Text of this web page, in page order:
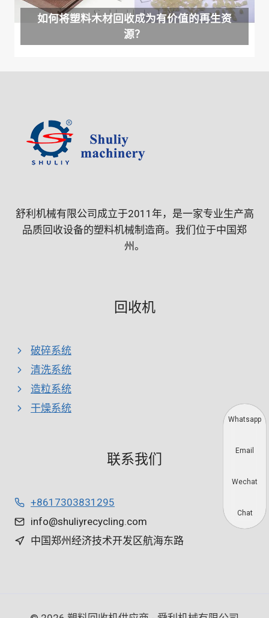
如何将塑料木材回收成为有价值的再生资
源？
舒利机械有限公司成立于2011年，是一家专业生产高
品质回收设备的塑料机械制造商。我们位于中国郑
州。
回收机
破碎系统
清洗系统
造粒系统
干燥系统
联系我们
+8617303831295
info@shuliyrecycling.com
中国郑州经济技术开发区航海东路
Whatsapp
Email
Wechat
Chat